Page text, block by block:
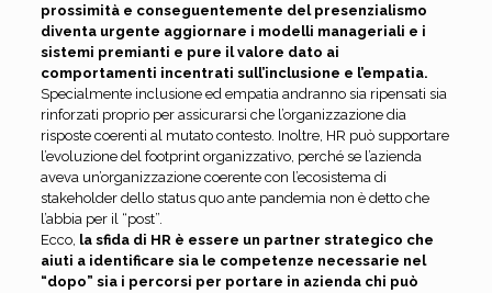
prossimità e conseguentemente del presenzialismo
diventa urgente aggiornare i modelli manageriali e i
sistemi premianti e pure il valore dato ai
comportamenti incentrati sull’inclusione e l’empatia.
Specialmente inclusione ed empatia andranno sia ripensati sia
rinforzati proprio per assicurarsi che l’organizzazione dia
risposte coerenti al mutato contesto. Inoltre, HR può supportare
l’evoluzione del footprint organizzativo, perché se l’azienda
aveva un’organizzazione coerente con l’ecosistema di
stakeholder dello status quo ante pandemia non è detto che
l’abbia per il “post”.
Ecco, la sfida di HR è essere un partner strategico che
aiuti a identificare sia le competenze necessarie nel
“dopo” sia i percorsi per portare in azienda chi può